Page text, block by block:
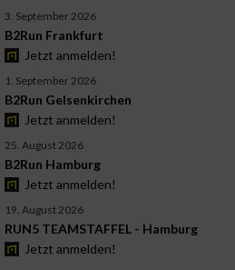
3. September 2026
B2Run Frankfurt
Jetzt anmelden!
1. September 2026
B2Run Gelsenkirchen
Jetzt anmelden!
25. August 2026
B2Run Hamburg
Jetzt anmelden!
19. August 2026
RUN5 TEAMSTAFFEL - Hamburg
Jetzt anmelden!